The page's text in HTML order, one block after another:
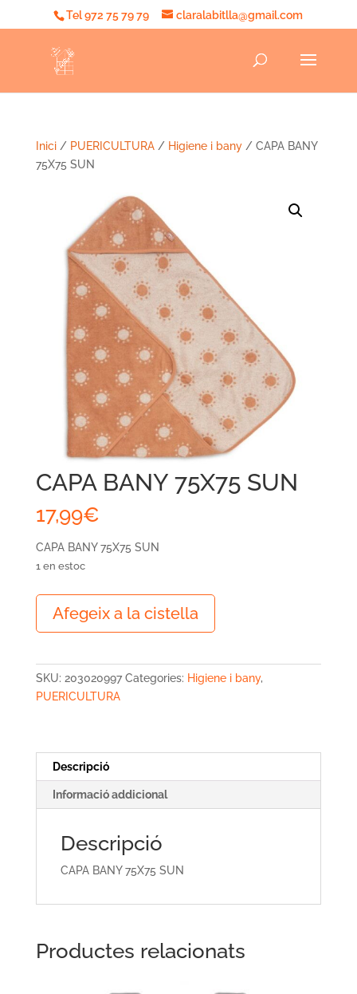
Tel 972 75 79 79 claralabitlla@gmail.com
Inici/ PUERICULTURA/ Higiene i bany/ CAPA BANY
75X75 SUN
CAPA BANY 75X75 SUN
17,99€
CAPA BANY 75X75 SUN
1 en estoc
75X75
SUN
Afegeix a la cistella
SKU: 203020997 Categories: Higiene i bany,
PUERICULTURA
Descripció
Informació addicional
Descripció
CAPA BANY 75X75 SUN
Productes relacionats